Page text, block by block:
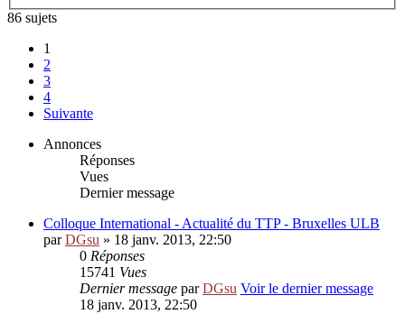
86 sujets
1
2
3
4
Suivante
Annonces
Réponses
Vues
Dernier message
Colloque International - Actualité du TTP - Bruxelles ULB
parDGsu » 18 janv. 2013, 22:50
0 Réponses
15741 Vues
Dernier message parDGsu Voir le dernier message
18 janv. 2013, 22:50